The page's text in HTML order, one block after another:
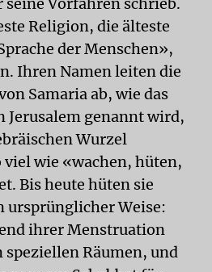
Religion, die älteste
der Menschen»,
Ihren Namen leiten die
Samaria ab, wie das
Jerusalem genannt wird,
Wurzel
viel wie «wachen, hüten,
Bis heute hüten sie
ursprünglicher Weise:
ihrer Menstruation
speziellen Räumen, und